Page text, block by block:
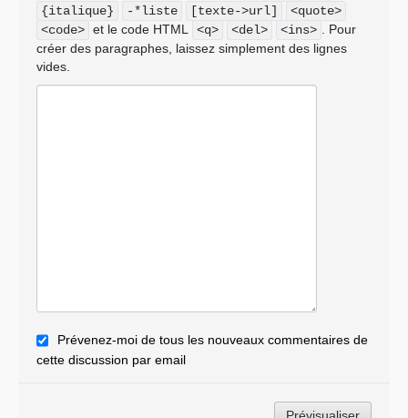
{italique}
-*liste [texte->url]
<quote>
<code> et le code HTML <q> <del> <ins>
. Pour
créer des paragraphes, laissez simplement des lignes
vides.
Prévenez-moi de tous les nouveaux commentaires de
cette discussion par email